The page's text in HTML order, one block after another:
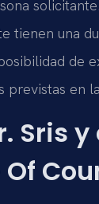
tienen una
de
previstas en
Sris y